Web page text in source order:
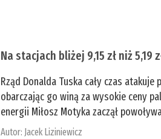
Na stacjach bliżej 9,15 zł niż 5,19
Rząd Donalda Tuska cały czas
obarczając go winą za wysokie ceny
energii Miłosz Motyka zaczął
Autor: Jacek Liziniewicz